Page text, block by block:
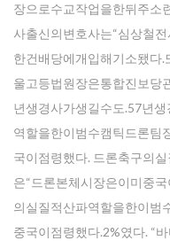
장으로수교작업을한뒤주소
사출신의변호사는“심상철
한건배당에개입해기소됐다
울고등법원장은통합진보당
년생경사가생길수도.57년
역할을한이범수캠틱드론팀
국이점령했다. 드론축구의
은“드론본체시장은이미중
의실질적산파역할을한이범
중국이점령했다.2%였다. “